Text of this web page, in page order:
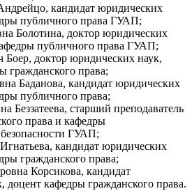
кандидат юридических
публичного права ГУАП;
Болотина, доктор юридических
публичного права ГУАП;
Боер, доктор юридических наук,
гражданского права;
Баданова, кандидат юридических
публичного права;
Беззатеева, старший преподаватель
права и кафедры
ГУАП;
кандидат юридических
гражданского права;
Корсикова, кандидат
доцент кафедры гражданского права.